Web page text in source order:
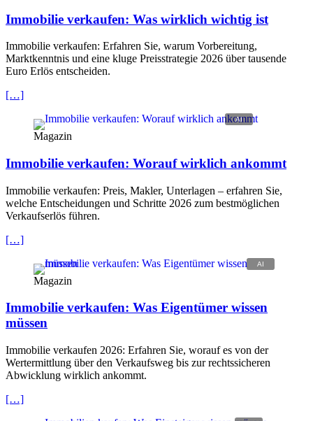
Immobilie verkaufen: Was wirklich wichtig ist
Immobilie verkaufen: Erfahren Sie, warum Vorbereitung,
Marktkenntnis und eine kluge Preisstrategie 2026 über tausende
Euro Erlös entscheiden.
[…]
Magazin
Immobilie verkaufen: Worauf wirklich ankommt
Immobilie verkaufen: Preis, Makler, Unterlagen – erfahren Sie,
welche Entscheidungen und Schritte 2026 zum bestmöglichen
Verkaufserlös führen.
[…]
Magazin
Immobilie verkaufen: Was Eigentümer wissen
müssen
Immobilie verkaufen 2026: Erfahren Sie, worauf es von der
Wertermittlung über den Verkaufsweg bis zur rechtssicheren
Abwicklung wirklich ankommt.
[…]